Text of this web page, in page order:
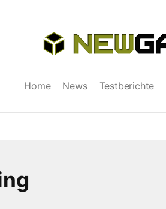
Home News Testberichte